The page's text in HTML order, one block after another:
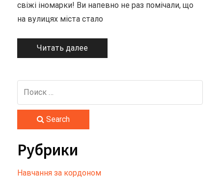
свіжі іномарки! Ви напевно не раз помічали, що
на вулицях міста стало
Читать далее
Search
Рубрики
Hавчання за кордоном